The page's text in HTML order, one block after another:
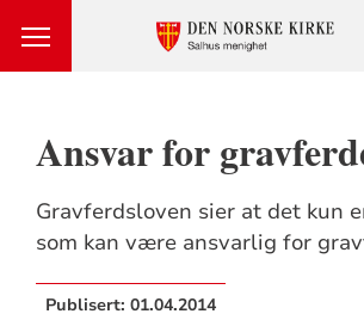
Ansvar for
Gravferdsloven sier at det kun
som kan være ansvarlig for
Publisert: 01.04.2014